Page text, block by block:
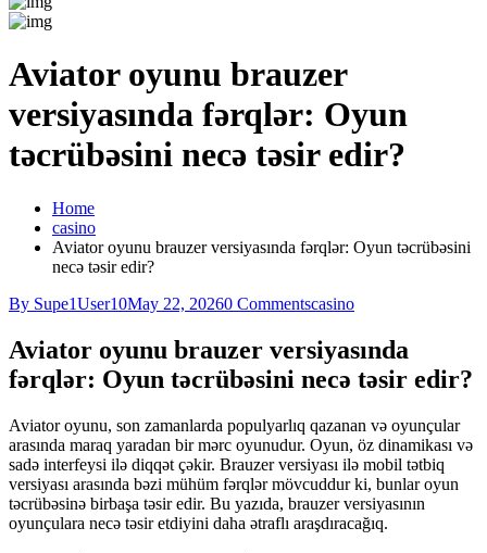
Aviator oyunu brauzer
versiyasında fərqlər: Oyun
təcrübəsini necə təsir edir?
Home
casino
Aviator oyunu brauzer versiyasında fərqlər: Oyun təcrübəsini
necə təsir edir?
By Supe1User10May 22, 20260 Commentscasino
Aviator oyunu brauzer versiyasında
fərqlər: Oyun təcrübəsini necə təsir edir?
Aviator oyunu, son zamanlarda populyarlıq qazanan və oyunçular
arasında maraq yaradan bir mərc oyunudur. Oyun, öz dinamikası və
sadə interfeysi ilə diqqət çəkir. Brauzer versiyası ilə mobil tətbiq
versiyası arasında bəzi mühüm fərqlər mövcuddur ki, bunlar oyun
təcrübəsinə birbaşa təsir edir. Bu yazıda, brauzer versiyasının
oyunçulara necə təsir etdiyini daha ətraflı araşdıracağıq.